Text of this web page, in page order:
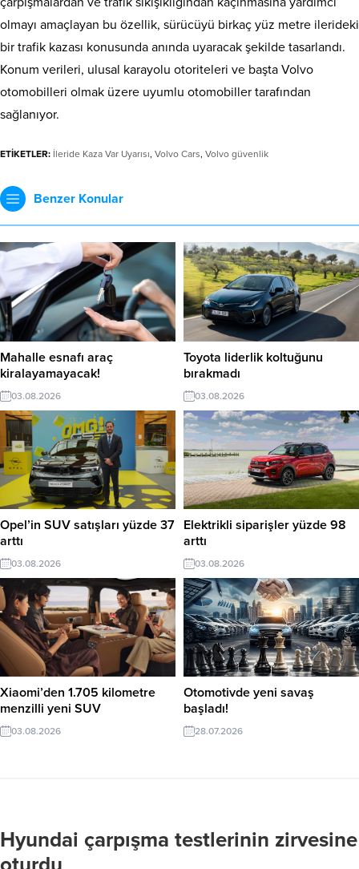
olmayı amaçlayan bu özellik, sürücüyü birkaç yüz metre ilerideki
bir trafik kazası konusunda anında uyaracak şekilde tasarlandı.
Konum verileri, ulusal karayolu otoriteleri ve başta Volvo
otomobilleri olmak üzere uyumlu otomobiller tarafından
sağlanıyor.
ETİKETLER: İleride Kaza Var Uyarısı, Volvo Cars, Volvo güvenlik
Benzer Konular
Mahalle esnafı araç
kiralayamayacak!
03.08.2026
Toyota liderlik koltuğunu
bırakmadı
03.08.2026
Opel’in SUV satışları yüzde 37
arttı
03.08.2026
Elektrikli siparişler yüzde 98
arttı
03.08.2026
Xiaomi’den 1.705 kilometre
menzilli yeni SUV
03.08.2026
Otomotivde yeni savaş
başladı!
28.07.2026
Hyundai çarpışma testlerinin zirvesine